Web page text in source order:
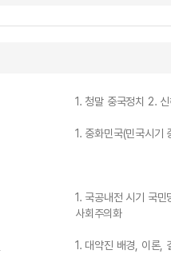
1. 청말 중국정치 2.
1. 중화민국(민국시기
1. 국공내전 시기 국
사회주의화
1. 대약진 배경, 이론,